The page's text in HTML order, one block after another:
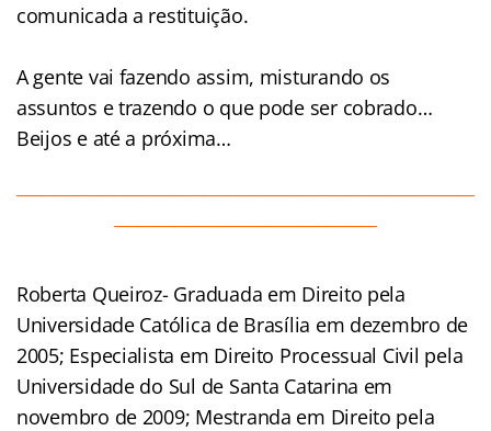
comunicada a restituição.
A gente vai fazendo assim, misturando os
assuntos e trazendo o que pode ser cobrado…
Beijos e até a próxima…
Roberta Queiroz- Graduada em Direito pela
Universidade Católica de Brasília em dezembro de
2005; Especialista em Direito Processual Civil pela
Universidade do Sul de Santa Catarina em
novembro de 2009; Mestranda em Direito pela